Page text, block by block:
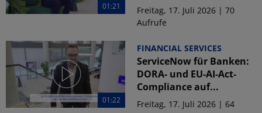
01:21
Freitag, 17. Juli 2026 | 70
Aufrufe
01:22
FINANCIAL SERVICES
ServiceNow für Banken:
DORA- und EU-AI-Act-
Compliance auf...
Freitag, 17. Juli 2026 | 64